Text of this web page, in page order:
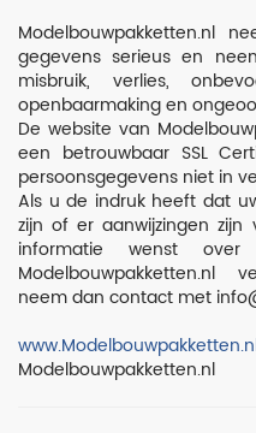
Modelbouwpakketten.nl
gegevens serieus en
misbruik, verlies,
openbaarmaking en
De website van
een betrouwbaar SSL
persoonsgegevens niet in
Als u de indruk heeft dat
zijn of er aanwijzingen
informatie wenst
Modelbouwpakketten.nl
neem dan contact met
Modelbouwpakketten.nl